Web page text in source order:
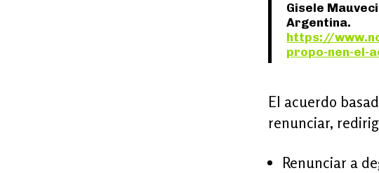
Gisele
Argentina.
https://
propo-nen-el-
El acuerdo
renunciar,
Renunciar a